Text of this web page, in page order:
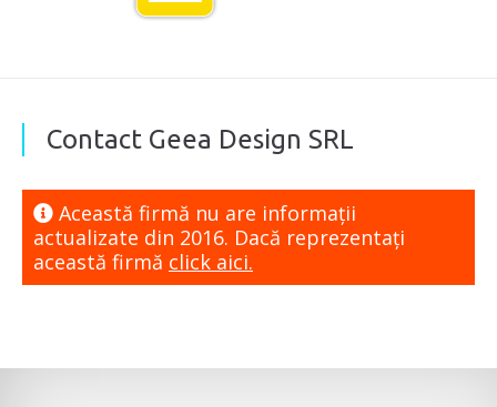
Contact Geea Design SRL
Această firmă nu are informaţii
actualizate din 2016. Dacă reprezentaţi
această firmă click aici.